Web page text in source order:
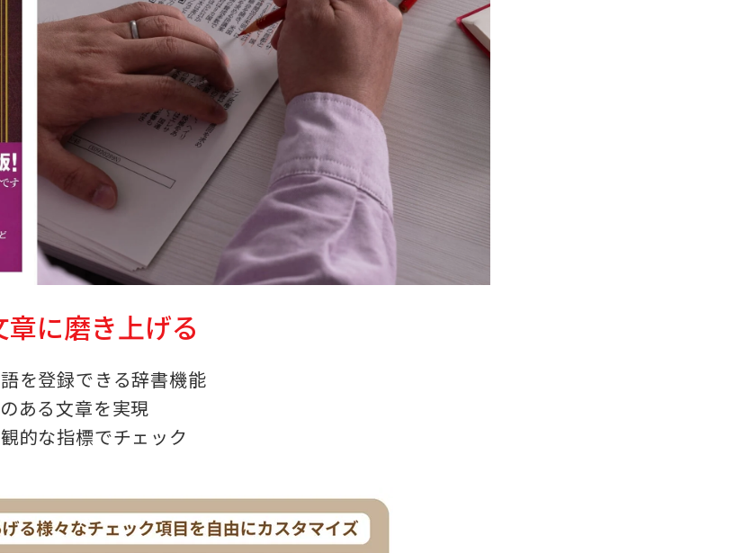
に磨き上げる
を登録できる辞書機能
ある文章を実現
的な指標でチェック